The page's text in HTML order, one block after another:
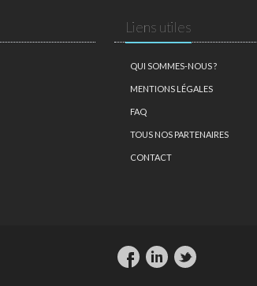
Liens utiles
QUI SOMMES-NOUS ?
MENTIONS LÉGALES
FAQ
TOUS NOS PARTENAIRES
CONTACT